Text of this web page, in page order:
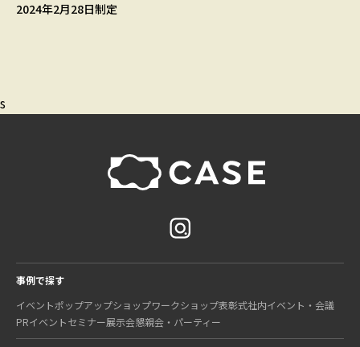
2024年2月28日制定
s
事例で探す
イベントポップアップショップワークショップ表彰式社内イベント・会議
PRイベントセミナー展示会懇親会・パーティー